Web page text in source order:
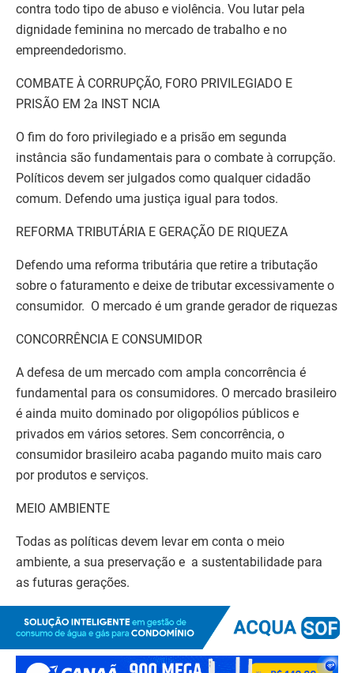
contra todo tipo de abuso e violência. Vou lutar pela
dignidade feminina no mercado de trabalho e no
empreendedorismo.
COMBATE À CORRUPÇÃO, FORO PRIVILEGIADO E
PRISÃO EM 2a INST NCIA
O fim do foro privilegiado e a prisão em segunda
instância são fundamentais para o combate à corrupção.
Políticos devem ser julgados como qualquer cidadão
comum. Defendo uma justiça igual para todos.
REFORMA TRIBUTÁRIA E GERAÇÃO DE RIQUEZA
Defendo uma reforma tributária que retire a tributação
sobre o faturamento e deixe de tributar excessivamente o
consumidor. O mercado é um grande gerador de riquezas
CONCORRÊNCIA E CONSUMIDOR
A defesa de um mercado com ampla concorrência é
fundamental para os consumidores. O mercado brasileiro
é ainda muito dominado por oligopólios públicos e
privados em vários setores. Sem concorrência, o
consumidor brasileiro acaba pagando muito mais caro
por produtos e serviços.
MEIO AMBIENTE
Todas as políticas devem levar em conta o meio
ambiente, a sua preservação e a sustentabilidade para
as futuras gerações.